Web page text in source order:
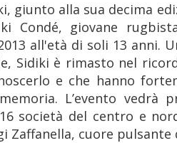
giunto alla sua decima
Condé, giovane
all'età di soli 13 anni.
Sidiki è rimasto nel
e che hanno
L’evento vedrà
società del centro e
Zaffanella, cuore pulsante